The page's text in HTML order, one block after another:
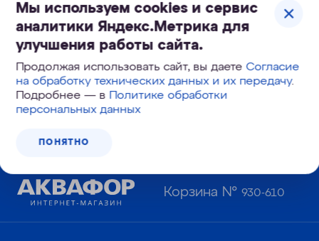
Технические характеристики
Ресурс, л 7000
Мы используем cookies и сервис
аналитики Яндекс.Метрика для
улучшения работы сайта.
Продолжая использовать сайт, вы даетеСогласие
на обработку технических данных и их передачу.
Подробнее — в Политике обработки
персональных данных
ПОНЯТНО
Корзина №930-610